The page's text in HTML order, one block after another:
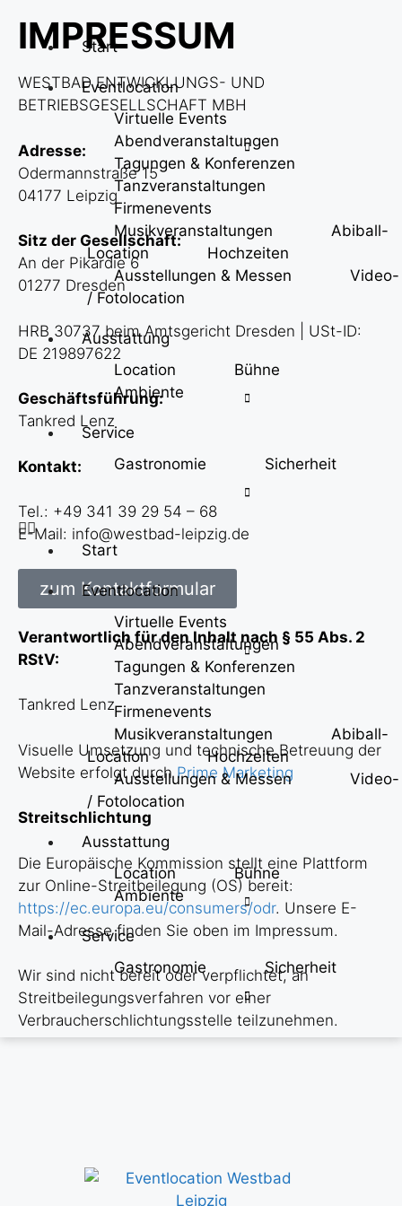
Start
Eventlocation
Virtuelle Events
Abendveranstaltungen
Tagungen & Konferenzen
Tanzveranstaltungen
Firmenevents
Musikveranstaltungen
Abiball-
Location
Hochzeiten
Ausstellungen & Messen
Video-
/ Fotolocation
Ausstattung
Location
Bühne
Ambiente
Service
Gastronomie
Sicherheit
Start
Eventlocation
Virtuelle Events
Abendveranstaltungen
Tagungen & Konferenzen
Tanzveranstaltungen
Firmenevents
Musikveranstaltungen
Abiball-
Location
Hochzeiten
Ausstellungen & Messen
Video-
/ Fotolocation
Ausstattung
Location
Bühne
Ambiente
Service
Gastronomie
Sicherheit
IMPRESSUM
WESTBAD ENTWICKLUNGS- UND
BETRIEBSGESELLSCHAFT MBH
Adresse:
Odermannstraße 15
04177 Leipzig
Sitz der Gesellschaft:
An der Pikardie 6
01277 Dresden
HRB 30737 beim Amtsgericht Dresden | USt-ID:
DE 219897622
Geschäftsführung:
Tankred Lenz
Kontakt:
Tel.: +49 341 39 29 54 – 68
E-Mail: info@westbad-leipzig.de
zum Kontaktformular
Verantwortlich für den Inhalt nach § 55 Abs. 2
RStV:
Tankred Lenz
Visuelle Umsetzung und technische Betreuung der
Website erfolgt durch Prime Marketing
Streitschlichtung
Die Europäische Kommission stellt eine Plattform
zur Online-Streitbeilegung (OS) bereit:
https://ec.europa.eu/consumers/odr. Unsere E-
Mail-Adresse finden Sie oben im Impressum.
Wir sind nicht bereit oder verpflichtet, an
Streitbeilegungsverfahren vor einer
Verbraucherschlichtungsstelle teilzunehmen.